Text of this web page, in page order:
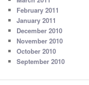
February 2011
January 2011
December 2010
November 2010
October 2010
September 2010